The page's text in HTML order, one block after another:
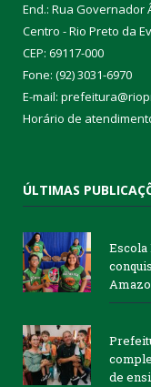
End.: Rua Governador
Centro - Rio Preto da
CEP: 69117-000
Fone: (92) 3031-6970
E-mail:
Horário de
ÚLTIMAS
de